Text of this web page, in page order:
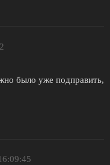
было уже подправить,